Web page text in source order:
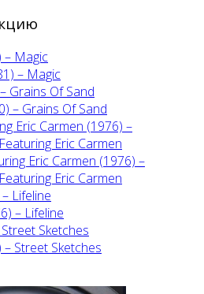
– Magic
Grains Of Sand
Eric Carmen (1976) –
Eric Carmen
Lifeline
Sketches